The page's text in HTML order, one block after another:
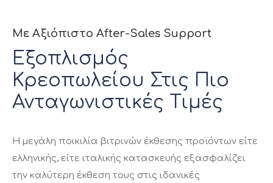
Με Αξιόπιστο After-Sales Support
Εξοπλισμός
Κρεοπωλείου Στις Πιο
Ανταγωνιστικές Τιμές
H μεγάλη ποικιλία βιτρινών έκθεσης προϊόντων είτε
ελληνικής, είτε ιταλικής κατασκευής εξασφαλίζει
την καλύτερη έκθεση τους στις ιδανικές